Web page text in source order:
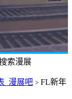
索漫展
_漫展吧 > FL新年